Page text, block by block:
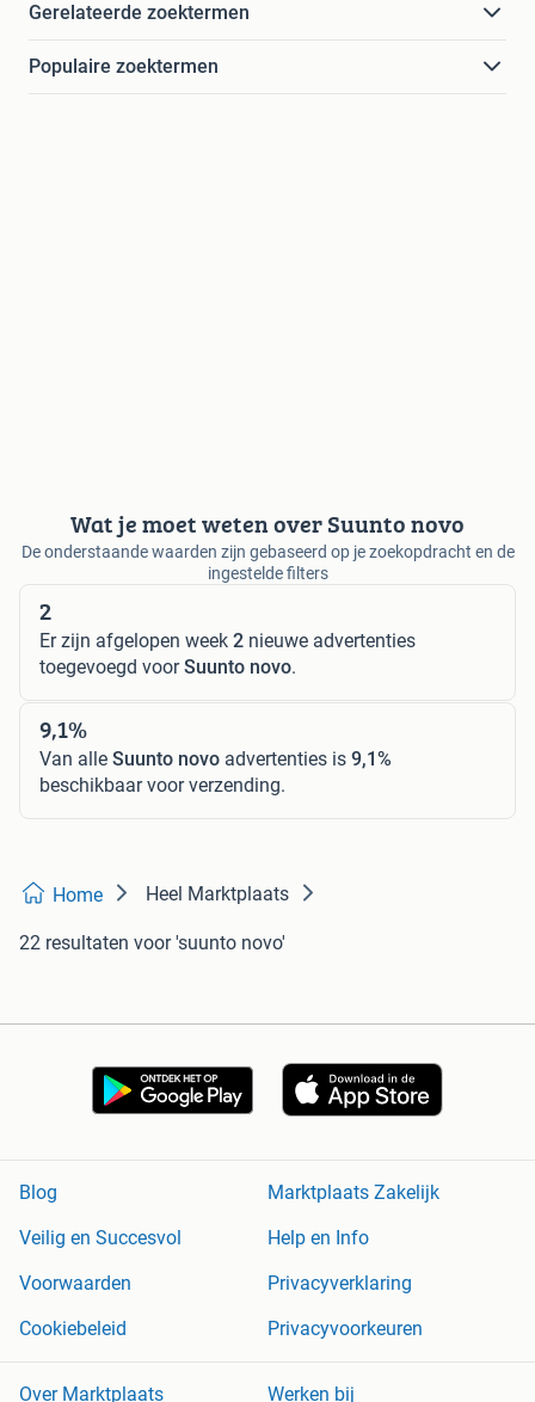
Gerelateerde zoektermen
Populaire zoektermen
Wat je moet weten over Suunto novo
De onderstaande waarden zijn gebaseerd op je zoekopdracht en de
ingestelde filters
2
Er zijn afgelopen week 2 nieuwe advertenties
toegevoegd voorSuunto novo.
9,1%
Van alle Suunto novo advertenties is 9,1%
beschikbaar voor verzending.
Home Heel Marktplaats
22 resultaten voor 'suunto novo'
Blog
Marktplaats Zakelijk
Veilig en Succesvol
Help en Info
Voorwaarden
Privacyverklaring
Cookiebeleid
Privacyvoorkeuren
Over Marktplaats Werken bij